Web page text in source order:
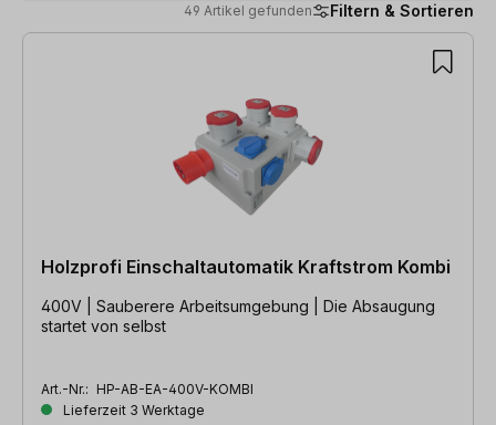
49 Artikel gefunden Filtern & Sortieren
49 Artikel gefunden
Holzprofi Einschaltautomatik Kraftstrom Kombi
400V | Sauberere Arbeitsumgebung | Die Absaugung
startet von selbst
Art.-Nr.: HP-AB-EA-400V-KOMBI
Lieferzeit 3 Werktage